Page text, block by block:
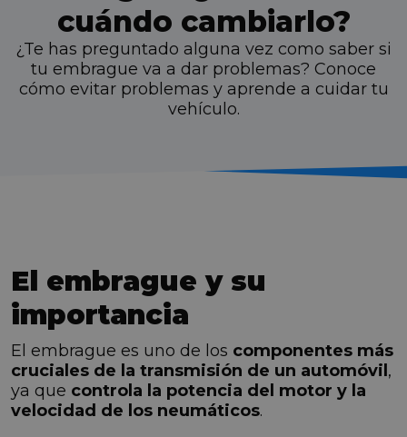
cuándo cambiarlo?
¿Te has preguntado alguna vez como saber si
tu embrague va a dar problemas? Conoce
cómo evitar problemas y aprende a cuidar tu
vehículo.
El embrague y su
importancia
El embrague es uno de los componentes más
cruciales de la transmisión de un automóvil,
ya que controla la potencia del motor y la
velocidad de los neumáticos.